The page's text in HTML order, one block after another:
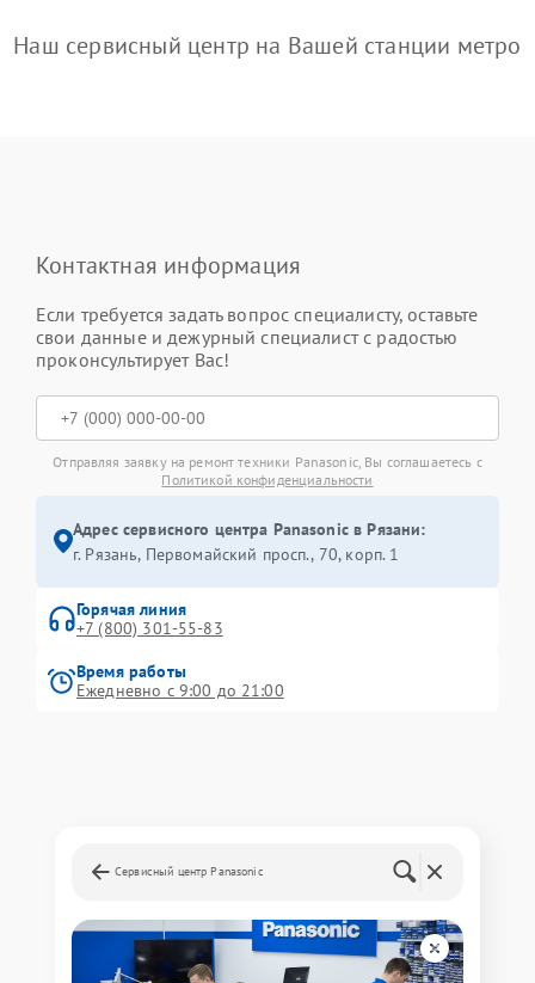
Наш сервисный центр на Вашей станции метро
Контактная информация
Если требуется задать вопрос специалисту, оставьте
свои данные и дежурный специалист с радостью
проконсультирует Вас!
Отправляя заявку на ремонт техники Panasonic, Вы соглашаетесь с
Политикой конфиденциальности
Адрес сервисного центра Panasonic в Рязани:
г. Рязань, Первомайский просп., 70, корп. 1
Горячая линия
+7 (800) 301-55-83
Время работы
Ежедневно с 9:00 до 21:00
Сервисный центр Panasonic